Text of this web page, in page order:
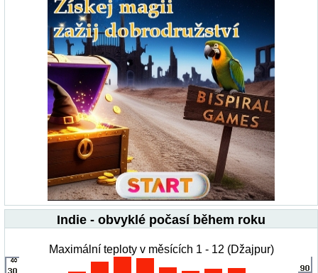
Indie - obvyklé počasí během roku
Maximální teploty v měsících 1 - 12 (Džajpur)